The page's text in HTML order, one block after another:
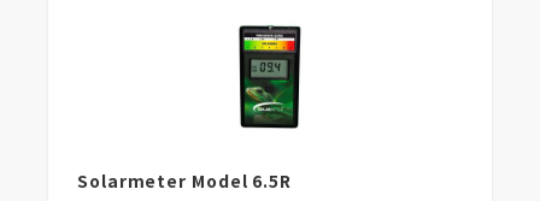
‎Solarmeter Model 6.5R